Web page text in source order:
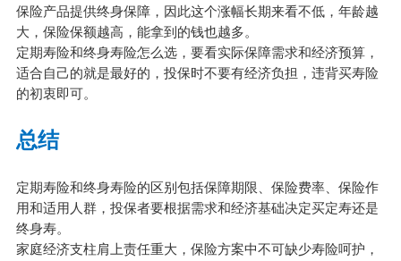
保险产品提供终身保障，因此这个涨幅长期来看不低，年龄越
大，保险保额越高，能拿到的钱也越多。
定期寿险和终身寿险怎么选，要看实际保障需求和经济预算，
适合自己的就是最好的，投保时不要有经济负担，违背买寿险
的初衷即可。
总结
定期寿险和终身寿险的区别包括保障期限、保险费率、保险作
用和适用人群，投保者要根据需求和经济基础决定买定寿还是
终身寿。
家庭经济支柱肩上责任重大，保险方案中不可缺少寿险呵护，